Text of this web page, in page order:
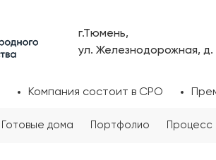
г.Тюмень,
ул. Железнодорожная,
Компания состоит в СРО
Готовые дома Портфолио Процесс